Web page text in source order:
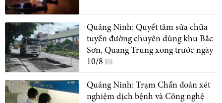
Quảng Ninh: Quyết tâm sửa chữa
tuyến đường chuyên dùng khu Bắc
Sơn, Quang Trung xong trước ngày
10/8
Quảng Ninh: Trạm Chẩn đoán xét
nghiệm dịch bệnh và Công nghệ